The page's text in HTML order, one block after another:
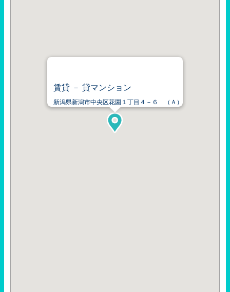
賃貸 － 貸マンション
新潟県新潟市中央区花園１丁目４－６ （Ａ）